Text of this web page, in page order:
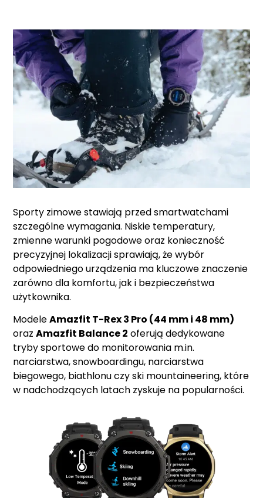
Sporty zimowe stawiają przed smartwatchami
szczególne wymagania. Niskie temperatury,
zmienne warunki pogodowe oraz konieczność
precyzyjnej lokalizacji sprawiają, że wybór
odpowiedniego urządzenia ma kluczowe znaczenie
zarówno dla komfortu, jak i bezpieczeństwa
użytkownika.
ModeleAmazfit T-Rex 3 Pro (44 mm i 48 mm)
orazAmazfit Balance 2 oferują dedykowane
tryby sportowe do monitorowania m.in.
narciarstwa, snowboardingu, narciarstwa
biegowego, biathlonu czy ski mountaineering, które
w nadchodzących latach zyskuje na popularności.